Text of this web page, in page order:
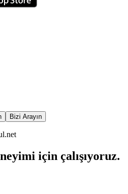
Bizi Arayın
için çalışıyoruz.